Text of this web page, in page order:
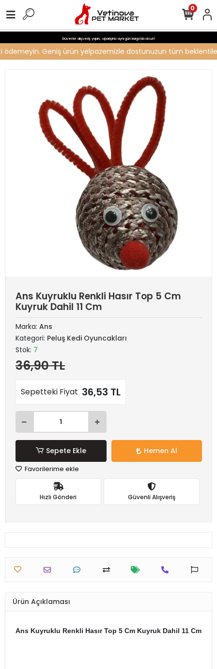
Güvenle alışveriş yapın, siparişiniz aynı gün kargo'da olsun!
Geniş ürün yelpazemizle dostunuzun tüm
0
Ans Kuyruklu Renkli Hasır Top 5 Cm
Kuyruk Dahil 11 Cm
Marka: Ans
Kategori: Peluş Kedi Oyuncakları
Stok: 7
36,90 TL
Sepetteki Fiyat 36,53 TL
Sepete Ekle Hemen Al
Favorilerime ekle
Hızlı Gönderi Güvenli Alışveriş
Ürün Açıklaması
Ans Kuyruklu Renkli Hasır Top 5 Cm Kuyruk Dahil 11 Cm